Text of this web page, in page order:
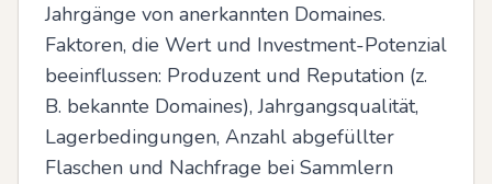
Jahrgänge von anerkannten Domaines.
Faktoren, die Wert und Investment-Potenzial
beeinflussen: Produzent und Reputation (z.
B. bekannte Domaines), Jahrgangsqualität,
Lagerbedingungen, Anzahl abgefüllter
Flaschen und Nachfrage bei Sammlern